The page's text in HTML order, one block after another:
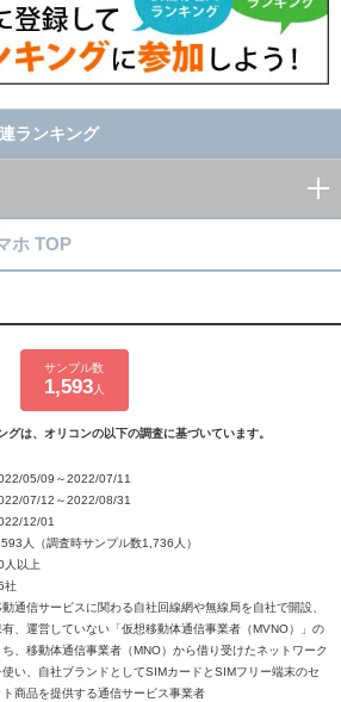
ランキング
ホ TOP
サンプル数
1,593人
グは、オリコンの以下の調査に基づいています。
05/09～2022/07/11
07/12～2022/08/31
12/01
人（調査時サンプル数1,736人）
人以上
社
動通信サービスに関わる自社回線網や無線局を自社で開設、
有、運営していない「仮想移動体通信事業者（MVNO）」の
ち、移動体通信事業者（MNO）から借り受けたネットワーク
使い、自社ブランドとしてSIMカードとSIMフリー端末のセ
ト商品を提供する通信サービス事業者